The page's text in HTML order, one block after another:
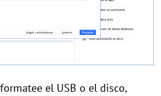
el USB o el disco,